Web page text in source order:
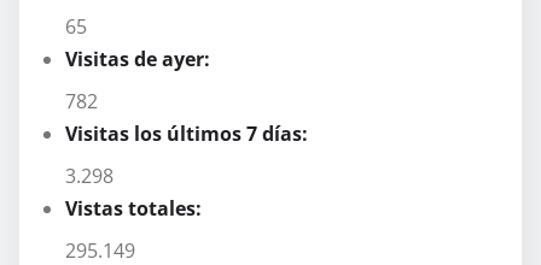
65
Visitas de ayer:
782
Visitas los últimos 7 días:
3.298
Vistas totales:
295.149